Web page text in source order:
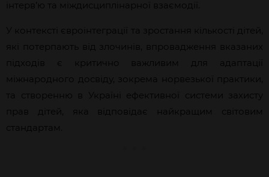
інтерв’ю та міждисциплінарної взаємодії.
У контексті євроінтеграції та зростання кількості дітей,
які потерпають від злочинів, впровадження вказаних
підходів є критично важливим для адаптації
міжнародного досвіду, зокрема норвезької практики,
та створенню в Україні ефективної системи захисту
прав дітей, яка відповідає найкращим світовим
стандартам.